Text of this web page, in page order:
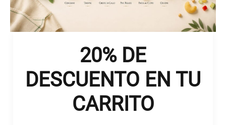
20% DE
DESCUENTO EN TU
CARRITO